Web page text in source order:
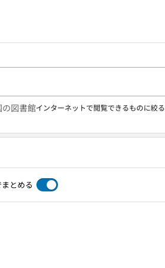
の図書館インターネットで閲覧できるものに絞る
とめる